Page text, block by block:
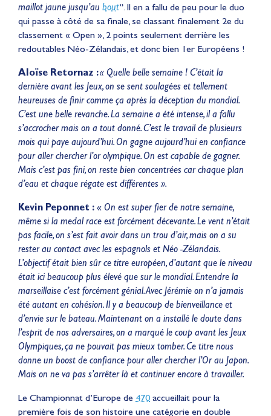
maillot jaune jusqu’au bout”. Il en a fallu de peu pour le duo
qui passe à côté de sa finale, se classant finalement 2e du
classement « Open », 2 points seulement derrière les
redoutables Néo-Zélandais, et donc bien 1er Européens !
Aloïse Retornaz : « Quelle belle semaine ! C’était la
dernière avant les Jeux, on se sent soulagées et tellement
heureuses de finir comme ça après la déception du mondial.
C’est une belle revanche. La semaine a été intense, il a fallu
s’accrocher mais on a tout donné. C’est le travail de plusieurs
mois qui paye aujourd’hui. On gagne aujourd’hui en confiance
pour aller chercher l’or olympique. On est capable de gagner.
Mais c’est pas fini, on reste bien concentrées car chaque plan
d’eau et chaque régate est différentes ».
Kevin Peponnet : « On est super fier de notre semaine,
même si la medal race est forcément décevante. Le vent n’était
pas facile, on s’est fait avoir dans un trou d’air, mais on a su
rester au contact avec les espagnols et Néo -Zélandais.
L’objectif était bien sûr ce titre européen, d’autant que le niveau
était ici beaucoup plus élevé que sur le mondial. Entendre la
marseillaise c’est forcément génial. Avec Jérémie on n’a jamais
été autant en cohésion. Il y a beaucoup de bienveillance et
d’envie sur le bateau. Maintenant on a installé le doute dans
l’esprit de nos adversaires, on a marqué le coup avant les Jeux
Olympiques, ça ne pouvait pas mieux tomber. Ce titre nous
donne un boost de confiance pour aller chercher l’Or au Japon.
Mais on ne va pas s’arrêter là et continuer encore à travailler.
Le Championnat d’Europe de 470 accueillait pour la
première fois de son histoire une catégorie en double